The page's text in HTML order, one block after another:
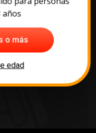
años
o más
edad